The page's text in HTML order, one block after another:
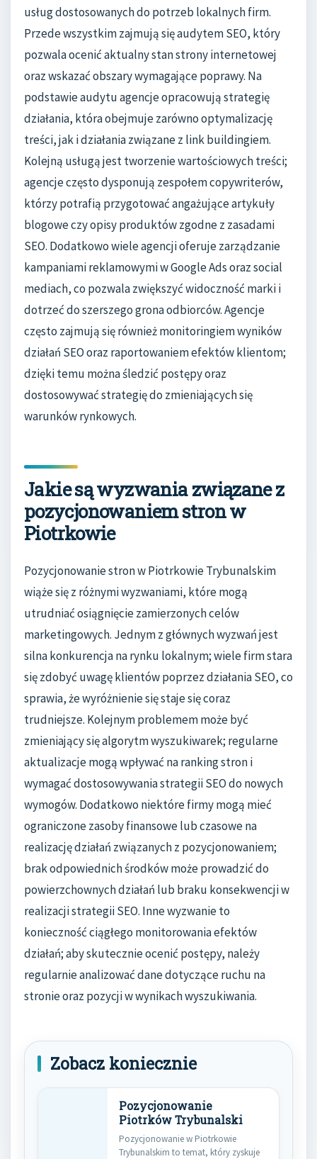
usług dostosowanych do potrzeb lokalnych firm.
Przede wszystkim zajmują się audytem SEO, który
pozwala ocenić aktualny stan strony internetowej
oraz wskazać obszary wymagające poprawy. Na
podstawie audytu agencje opracowują strategię
działania, która obejmuje zarówno optymalizację
treści, jak i działania związane z link buildingiem.
Kolejną usługą jest tworzenie wartościowych treści;
agencje często dysponują zespołem copywriterów,
którzy potrafią przygotować angażujące artykuły
blogowe czy opisy produktów zgodne z zasadami
SEO. Dodatkowo wiele agencji oferuje zarządzanie
kampaniami reklamowymi w Google Ads oraz social
mediach, co pozwala zwiększyć widoczność marki i
dotrzeć do szerszego grona odbiorców. Agencje
często zajmują się również monitoringiem wyników
działań SEO oraz raportowaniem efektów klientom;
dzięki temu można śledzić postępy oraz
dostosowywać strategię do zmieniających się
warunków rynkowych.
Jakie są wyzwania związane z
pozycjonowaniem stron w
Piotrkowie
Pozycjonowanie stron w Piotrkowie Trybunalskim
wiąże się z różnymi wyzwaniami, które mogą
utrudniać osiągnięcie zamierzonych celów
marketingowych. Jednym z głównych wyzwań jest
silna konkurencja na rynku lokalnym; wiele firm stara
się zdobyć uwagę klientów poprzez działania SEO, co
sprawia, że wyróżnienie się staje się coraz
trudniejsze. Kolejnym problemem może być
zmieniający się algorytm wyszukiwarek; regularne
aktualizacje mogą wpływać na ranking stron i
wymagać dostosowywania strategii SEO do nowych
wymogów. Dodatkowo niektóre firmy mogą mieć
ograniczone zasoby finansowe lub czasowe na
realizację działań związanych z pozycjonowaniem;
brak odpowiednich środków może prowadzić do
powierzchownych działań lub braku konsekwencji w
realizacji strategii SEO. Inne wyzwanie to
konieczność ciągłego monitorowania efektów
działań; aby skutecznie ocenić postępy, należy
regularnie analizować dane dotyczące ruchu na
stronie oraz pozycji w wynikach wyszukiwania.
Zobacz koniecznie
Pozycjonowanie
Piotrków Trybunalski
Pozycjonowanie w Piotrkowie
Trybunalskim to temat, który zyskuje